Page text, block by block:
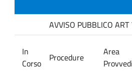
AVVISO PUBBLICO
In
Corso
Procedure
Area